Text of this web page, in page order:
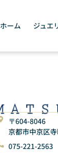
ホーム ジュエ
〒604-8046
京都市中京区
075-221-2563